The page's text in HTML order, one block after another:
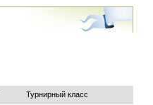
Турнирный класс